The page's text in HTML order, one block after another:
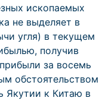
ископаемых
не выделяет в
угля) в текущем
получив
за восемь
обстоятельством
Якутии к Китаю в